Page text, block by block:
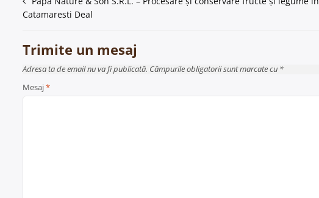
în
articole
Catamaresti Deal
Trimite un mesaj
Adresa ta de email nu va fi publicată. Câmpurile obligatorii sunt marcate cu *
Mesaj*